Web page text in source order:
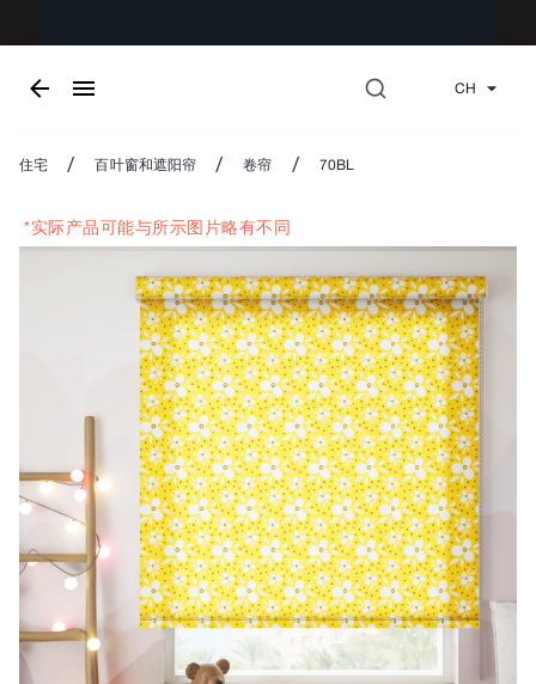
CH
住宅 / 百叶窗和遮阳帘 / 卷帘 / 70BL
*实际产品可能与所示图片略有不同